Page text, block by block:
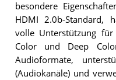
besondere
HDMI 2.0b-Standard,
volle Unterstützung
Color und Deep
Audioformate,
(Audiokanäle) und